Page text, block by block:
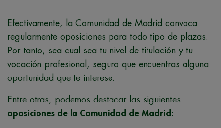
Efectivamente, la Comunidad de Madrid convoca
regularmente oposiciones para todo tipo de plazas.
Por tanto, sea cual sea tu nivel de titulación y tu
vocación profesional, seguro que encuentras alguna
oportunidad que te interese.
Entre otras, podemos destacar las siguientes
oposiciones de la Comunidad de Madrid: